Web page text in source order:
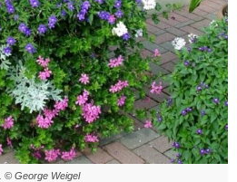
© George Weigel